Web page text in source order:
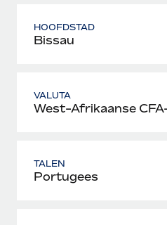
HOOFDSTAD
Bissau
VALUTA
West-Afrikaanse
TALEN
Portugees